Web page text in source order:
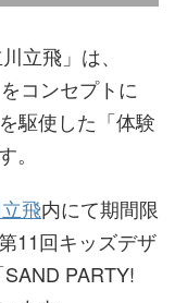
立飛」は、
をコンセプトに
駆使した「体験
。
飛内にて期間限
11回キッズデザ
PARTY!